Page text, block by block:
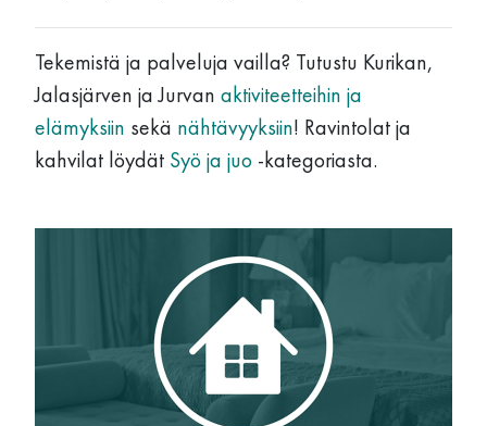
Tekemistä ja palveluja vailla? Tutustu Kurikan,
Jalasjärven ja Jurvan aktiviteetteihin ja
elämyksiin sekä nähtävyyksiin! Ravintolat ja
kahvilat löydät Syö ja juo-kategoriasta.